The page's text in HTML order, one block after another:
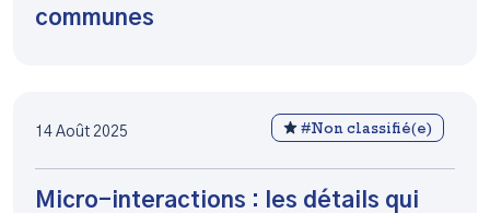
communes
14 Août 2025 #Non classifié(e)
Micro-interactions : les détails qui